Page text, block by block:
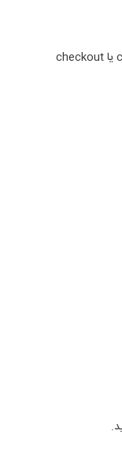
اگر شما صفحات را به کمک ویزارد نصب کنید. WooCommerce خودش صفحات را نصب و تنظیم می کند. اگر شما صفحات جدیدی ایجاد و بخواهید که پلاگین WooCommerce از این صفحات برای cart یا checkout